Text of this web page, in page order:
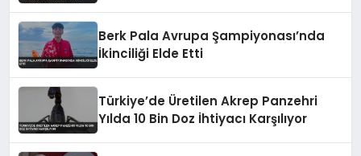
Berk Pala Avrupa Şampiyonası’nda
İkinciliği Elde Etti
Türkiye’de Üretilen Akrep Panzehri
Yılda 10 Bin Doz İhtiyacı Karşılıyor